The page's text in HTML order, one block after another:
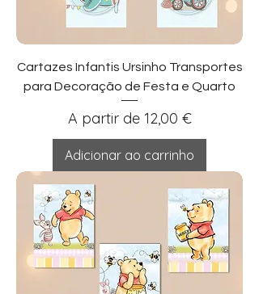
Cartazes Infantis Ursinho Transportes
para Decoração de Festa e Quarto
A partir de 12,00 €
Preço promocional
Adicionar ao carrinho